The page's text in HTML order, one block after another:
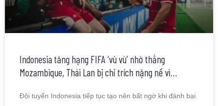
Indonesia tăng hạng FIFA ‘vù vù’ nhờ thắng
Mozambique, Thái Lan bị chỉ trích nặng nề vì…
Đội tuyển Indonesia tiếp tục tạo nên bất ngờ khi đánh bại